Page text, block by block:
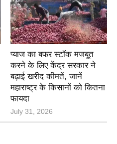
प्याज का बफर स्टॉक मजबूत
करने के लिए केंद्र सरकार ने
बढ़ाई खरीद कीमतें, जानें
महाराष्ट्र के किसानों को कितना
फायदा
July 31, 2026